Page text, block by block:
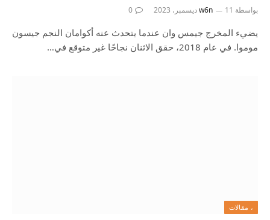
بواسطة w6n 11 ديسمبر، 2023 0
يضيء المخرج جيمس وان عندما يتحدث عنه أكوامان النجم جيسون
موموا. في عام 2018، حقق الاثنان نجاحًا غير متوقع في…
، مقالات